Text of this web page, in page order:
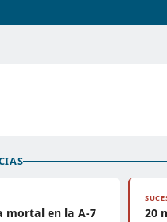
mortal en la A-7
20